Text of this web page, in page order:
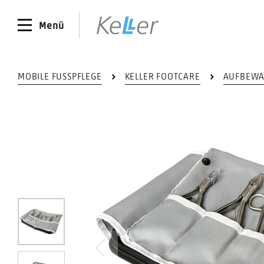
Menü
MOBILE FUSSPFLEGE KELLER FOOTCARE
Vorheriges
0